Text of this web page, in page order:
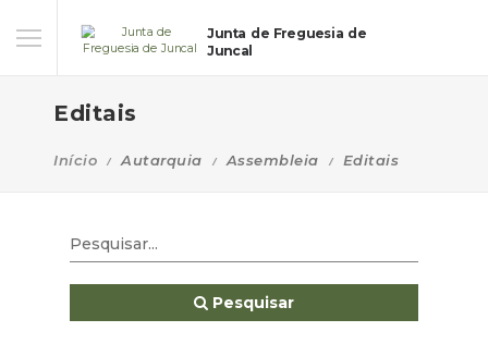
Junta de Freguesia de
Juncal
Editais
Início Autarquia Assembleia Editais
Pesquisar